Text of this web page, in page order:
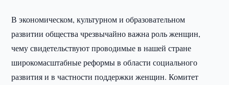
В экономическом, культурном и образовательном
развитии общества чрезвычайно важна роль женщин,
чему свидетельствуют проводимые в нашей стране
широкомасштабные реформы в области социального
развития и в частности поддержки женщин. Комитет